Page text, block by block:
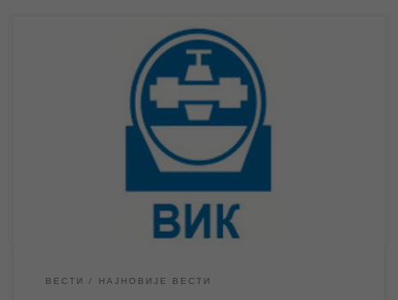
Успешно саниран квар у Дунавској улици, водоснабдевање
поменуте и околних улица нормализовано. Нешто пре 21 час
радници ЈКП „Водовод и канализација“ успешно су завршили
санацију квара на јавној водоводној мрежи у Дунавској улици у
Зрењанину. Вода је одмах пуштена у мрежу и врло брзо је
дошло до нормализације водоснабдевања у […]
ВЕСТИ НАЈНОВИЈЕ ВЕСТИ